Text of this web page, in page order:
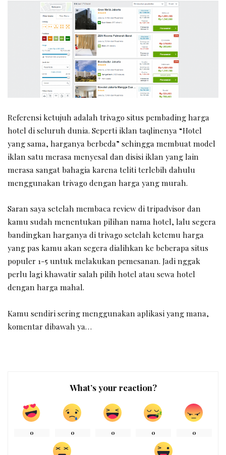
Referensi ketujuh adalah trivago situs pembading harga
hotel di seluruh dunia. Seperti iklan taqlinenya “Hotel
yang sama, harganya berbeda” sehingga membuat model
iklan satu merasa menyesal dan disisi iklan yang lain
merasa sangat bahagia karena teliti terlebih dahulu
menggunakan trivago dengan harga yang murah.
Saran saya setelah membaca review di tripadvisor dan
kamu sudah menentukan pilihan nama hotel, lalu segera
bandingkan harganya di trivago setelah ketemu harga
yang pas kamu akan segera dialihkan ke beberapa situs
populer 1-5 untuk melakukan pemesanan. Jadi nggak
perlu lagi khawatir salah pilih hotel atau sewa hotel
dengan harga mahal.
Kamu sendiri sering menggunakan aplikasi yang mana,
komentar dibawah ya…
What’s your reaction?
0 0 0 0 0